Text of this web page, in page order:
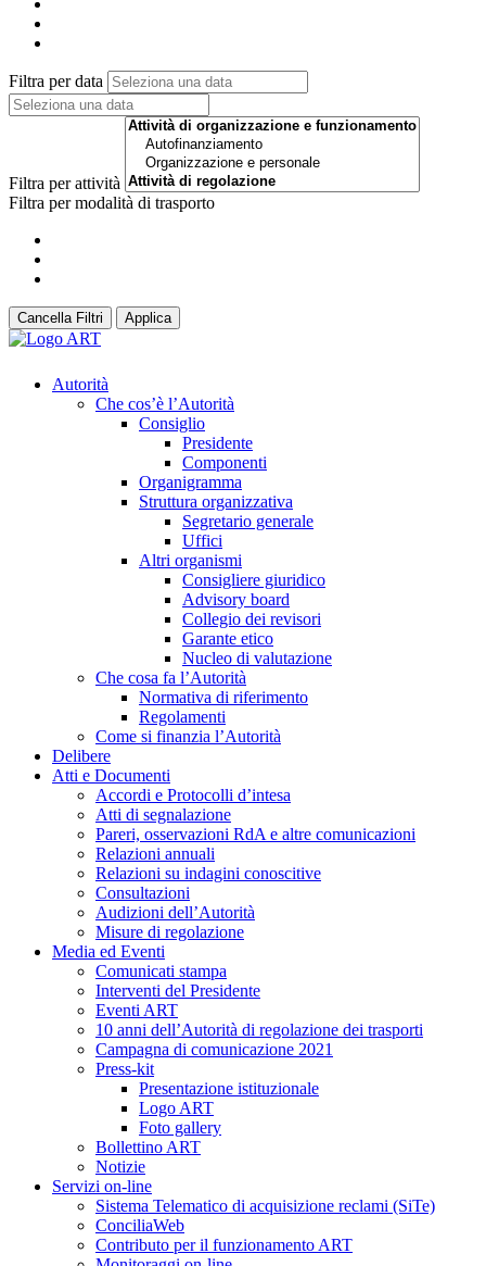
Filtra per data
Filtra per attività
Filtra per modalità di trasporto
Cancella Filtri Applica
Autorità
Che cos’è l’Autorità
Consiglio
Presidente
Componenti
Organigramma
Struttura organizzativa
Segretario generale
Uffici
Altri organismi
Consigliere giuridico
Advisory board
Collegio dei revisori
Garante etico
Nucleo di valutazione
Che cosa fa l’Autorità
Normativa di riferimento
Regolamenti
Come si finanzia l’Autorità
Delibere
Atti e Documenti
Accordi e Protocolli d’intesa
Atti di segnalazione
Pareri, osservazioni RdA e altre comunicazioni
Relazioni annuali
Relazioni su indagini conoscitive
Consultazioni
Audizioni dell’Autorità
Misure di regolazione
Media ed Eventi
Comunicati stampa
Interventi del Presidente
Eventi ART
10 anni dell’Autorità di regolazione dei trasporti
Campagna di comunicazione 2021
Press-kit
Presentazione istituzionale
Logo ART
Foto gallery
Bollettino ART
Notizie
Servizi on-line
Sistema Telematico di acquisizione reclami (SiTe)
ConciliaWeb
Contributo per il funzionamento ART